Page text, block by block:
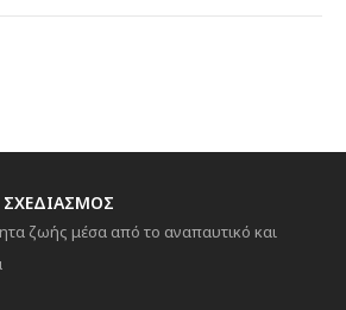
ΣΧΕΔΙΑΣΜΟΣ
ζωής μέσα από το αναπαυτικό και